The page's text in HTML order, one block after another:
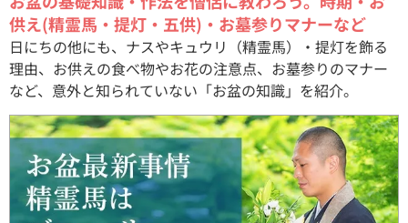
供え(精霊馬・提灯・五供)・お墓参りマナーなど
日にちの他にも、ナスやキュウリ（精霊馬）・提灯を飾る
理由、お供えの食べ物やお花の注意点、お墓参りのマナー
など、意外と知られていない「お盆の知識」を紹介。